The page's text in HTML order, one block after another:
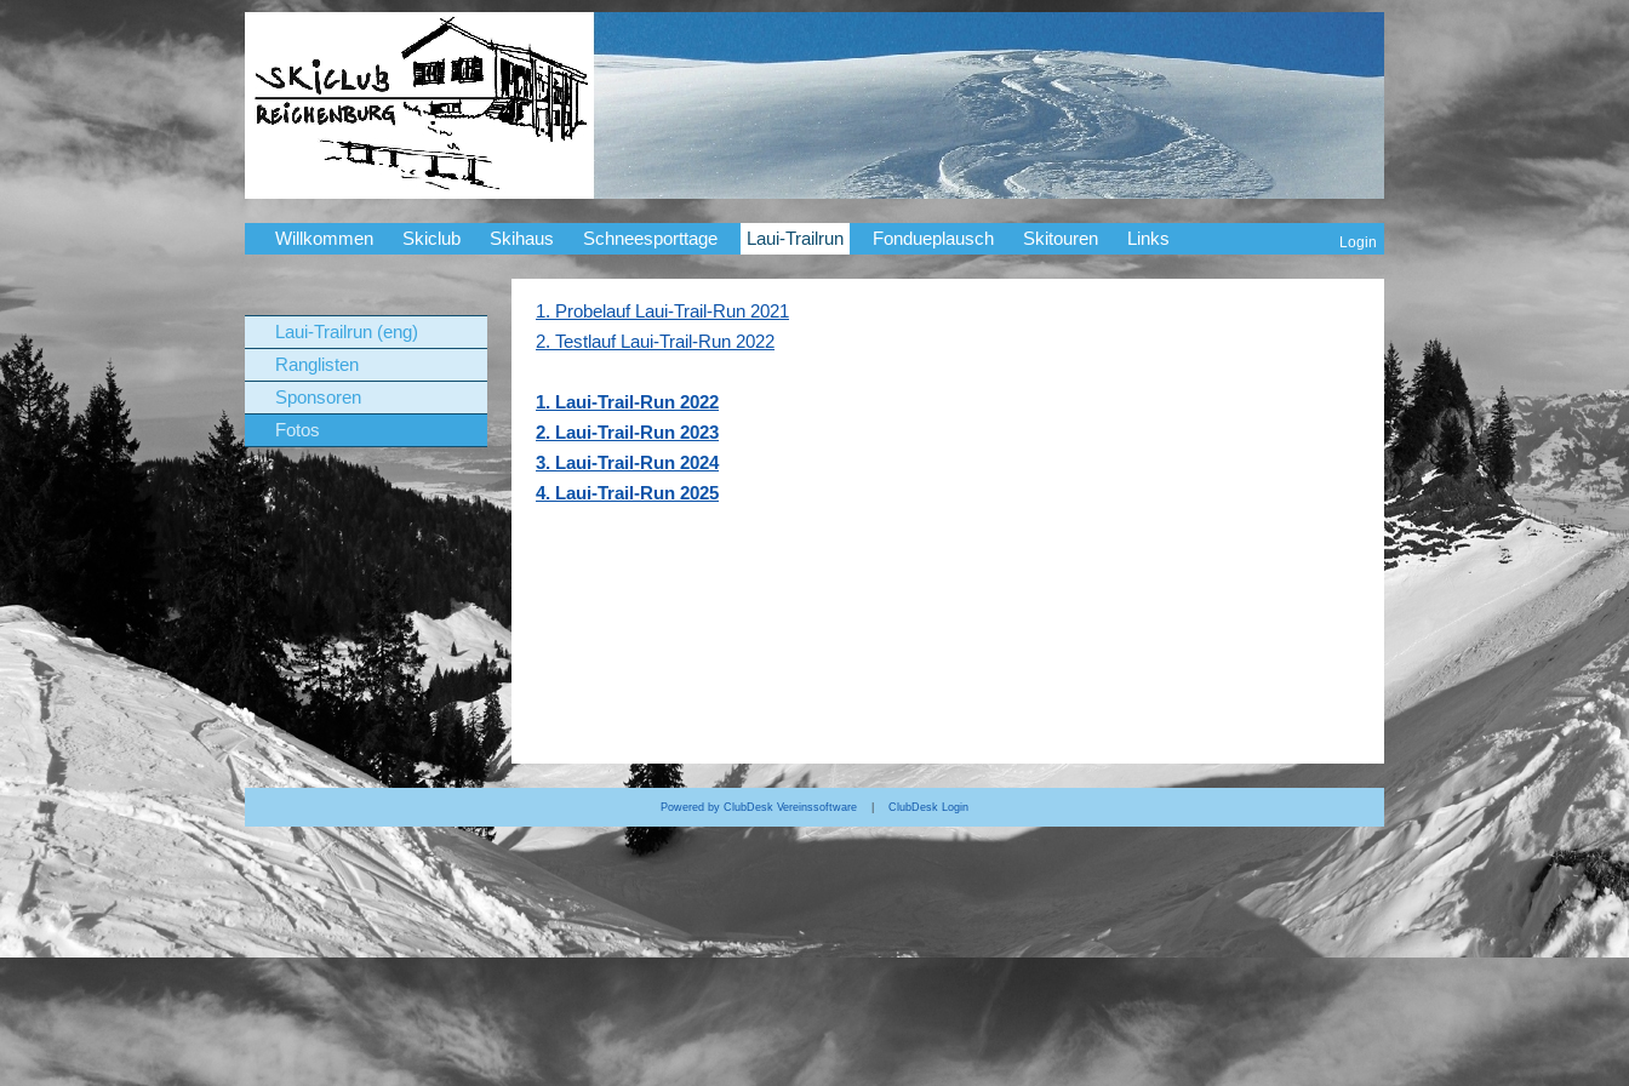
Willkommen Skiclub Skihaus Schneesporttage Laui-Trailrun Fondueplausch Skitouren Links Login
Laui-Trailrun (eng)
Ranglisten
Sponsoren
Fotos
1. Probelauf Laui-Trail-Run 2021
2. Testlauf Laui-Trail-Run 2022
1. Laui-Trail-Run 2022
2. Laui-Trail-Run 2023
3. Laui-Trail-Run 2024
4. Laui-Trail-Run 2025
Powered by ClubDesk Vereinssoftware| ClubDesk Login